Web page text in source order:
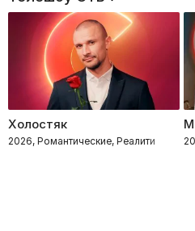
Холостяк
2026, Романтические, Реалити